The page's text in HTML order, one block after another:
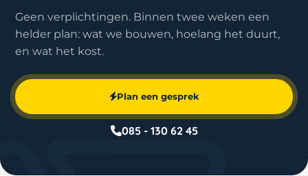
Geen verplichtingen. Binnen twee weken een
helder plan: wat we bouwen, hoelang het duurt,
en wat het kost.
Plan een gesprek
085 - 130 62 45